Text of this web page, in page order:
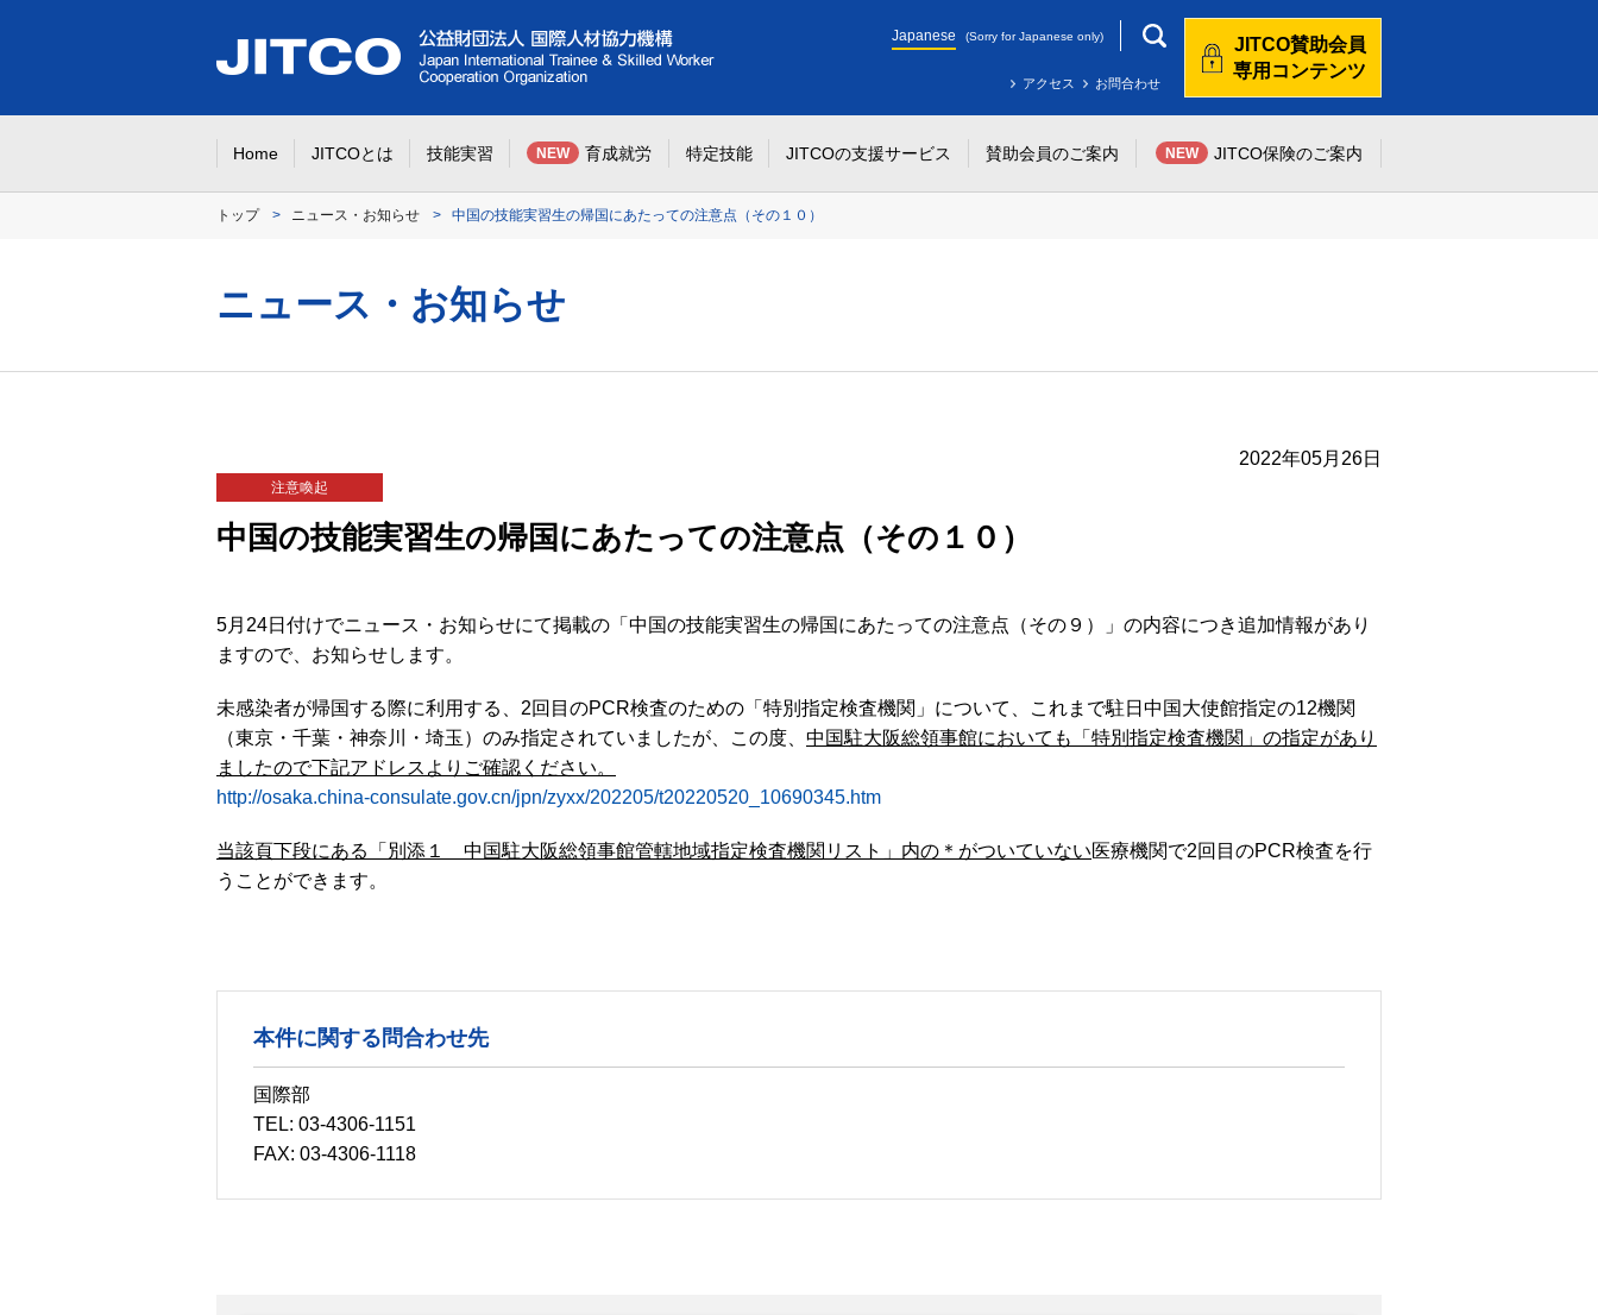
Japanese (Sorry for Japanese only)
JITCO賛助会員
専用コンテンツ
アクセス お問合わせ
Home JITCOとは 技能実習 NEW 育成就労 特定技能 JITCOの支援サービス 賛助会員のご案内 NEW JITCO保険のご案内
トップ ニュース・お知らせ 中国の技能実習生の帰国にあたっての注意点（その１０）
ニュース・お知らせ
2022年05月26日
注意喚起
中国の技能実習生の帰国にあたっての注意点（その１０）
5月24日付けでニュース・お知らせにて掲載の「中国の技能実習生の帰国にあたっての注意点（その９）」の内容につき追加情報があり
ますので、お知らせします。
未感染者が帰国する際に利用する、2回目のPCR検査のための「特別指定検査機関」について、これまで駐日中国大使館指定の12機関
（東京・千葉・神奈川・埼玉）のみ指定されていましたが、この度、 中国駐大阪総領事館においても「特別指定検査機関」の指定があり
ましたので下記アドレスよりご確認ください。
http://osaka.china-consulate.gov.cn/jpn/zyxx/202205/t20220520_10690345.htm
当該頁下段にある「別添１ 中国駐大阪総領事館管轄地域指定検査機関リスト」内の＊がついていない医療機関で2回目のPCR検査を行
うことができます。
本件に関する問合わせ先
国際部
TEL: 03-4306-1151
FAX: 03-4306-1118